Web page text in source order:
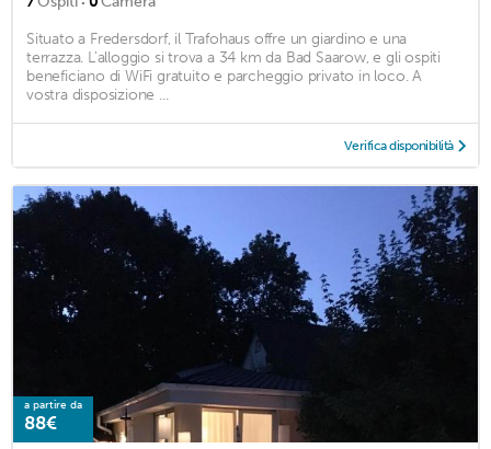
Situato a Fredersdorf, il Trafohaus offre un giardino e una
terrazza. L'alloggio si trova a 34 km da Bad Saarow, e gli ospiti
beneficiano di WiFi gratuito e parcheggio privato in loco. A
vostra disposizione ...
Verifica disponibilità
a partire da
88€